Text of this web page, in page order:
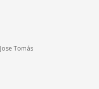
Jose Tomás